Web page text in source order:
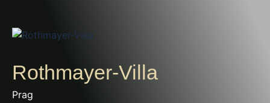
Rothmayer-Villa
Prag